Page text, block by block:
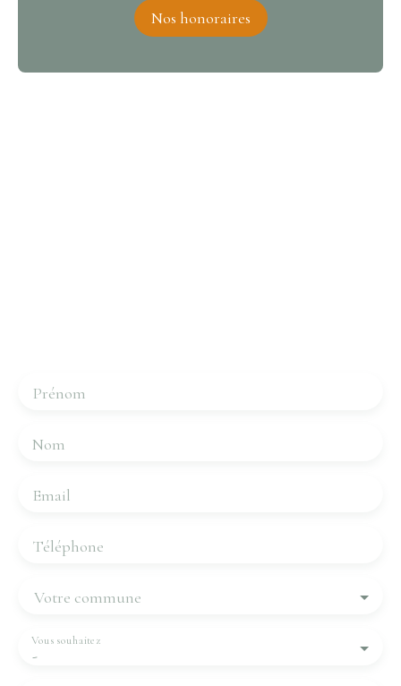
Nos honoraires
Prénom
Nom
Email
Téléphone
Votre commune
-
Vous souhaitez